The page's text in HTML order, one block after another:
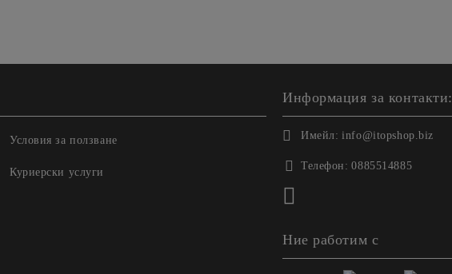
Условия за ползване
Куриерски услуги
Информация за контакти:
Имейл: info@itopshop.biz
Телефон: 0885514885
Ние работим с